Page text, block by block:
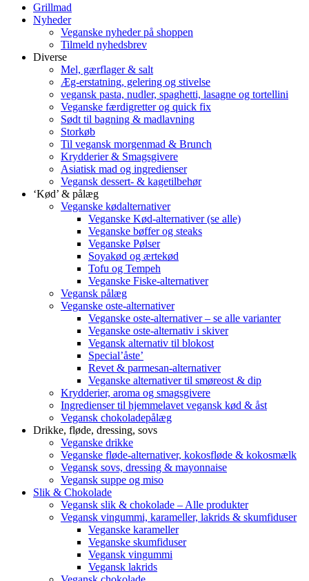
Grillmad
Nyheder
Veganske nyheder på shoppen
Tilmeld nyhedsbrev
Diverse
Mel, gærflager & salt
Æg-erstatning, gelering og stivelse
vegansk pasta, nudler, spaghetti, lasagne og tortellini
Veganske færdigretter og quick fix
Sødt til bagning & madlavning
Storkøb
Til vegansk morgenmad & Brunch
Krydderier & Smagsgivere
Asiatisk mad og ingredienser
Vegansk dessert- & kagetilbehør
‘Kød’ & pålæg
Veganske kødalternativer
Veganske Kød-alternativer (se alle)
Veganske bøffer og steaks
Veganske Pølser
Soyakød og ærtekød
Tofu og Tempeh
Veganske Fiske-alternativer
Vegansk pålæg
Veganske oste-alternativer
Veganske oste-alternativer – se alle varianter
Veganske oste-alternativ i skiver
Vegansk alternativ til blokost
Special’åste’
Revet & parmesan-alternativer
Veganske alternativer til smøreost & dip
Krydderier, aroma og smagsgivere
Ingredienser til hjemmelavet vegansk kød & åst
Vegansk chokoladepålæg
Drikke, fløde, dressing, sovs
Veganske drikke
Veganske fløde-alternativer, kokosfløde & kokosmælk
Vegansk sovs, dressing & mayonnaise
Vegansk suppe og miso
Slik & Chokolade
Vegansk slik & chokolade – Alle produkter
Vegansk vingummi, karameller, lakrids & skumfiduser
Veganske karameller
Veganske skumfiduser
Vegansk vingummi
Vegansk lakrids